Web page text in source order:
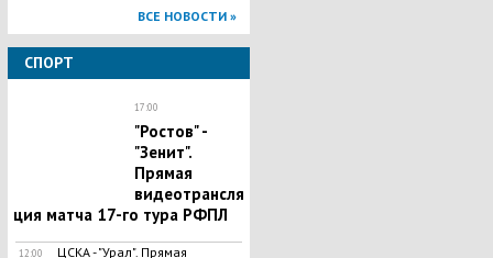
ВСЕ НОВОСТИ »
СПОРТ
17:00
"Ростов" -
"Зенит".
Прямая
видеотрансля
ция матча 17-го тура РФПЛ
12:00
ЦСКА - "Урал". Прямая